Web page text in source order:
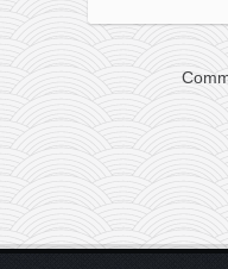
в
Португалию
всего
одну
сторону
или
за